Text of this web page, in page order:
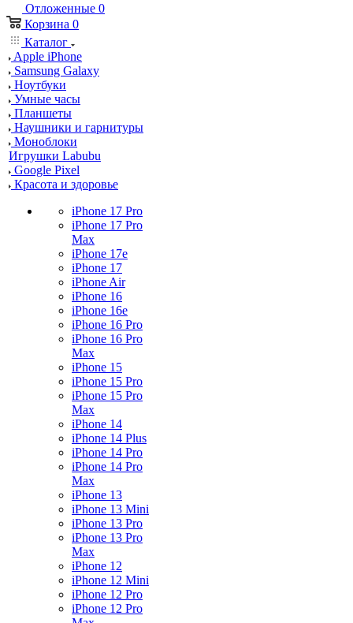
Отложенные 0
Корзина 0
Каталог
Apple iPhone
Samsung Galaxy
Ноутбуки
Умные часы
Планшеты
Наушники и гарнитуры
Моноблоки
Игрушки Labubu
Google Pixel
Красота и здоровье
iPhone 17 Pro
iPhone 17 Pro
Max
iPhone 17e
iPhone 17
iPhone Air
iPhone 16
iPhone 16e
iPhone 16 Pro
iPhone 16 Pro
Max
iPhone 15
iPhone 15 Pro
iPhone 15 Pro
Max
iPhone 14
iPhone 14 Plus
iPhone 14 Pro
iPhone 14 Pro
Max
iPhone 13
iPhone 13 Mini
iPhone 13 Pro
iPhone 13 Pro
Max
iPhone 12
iPhone 12 Mini
iPhone 12 Pro
iPhone 12 Pro